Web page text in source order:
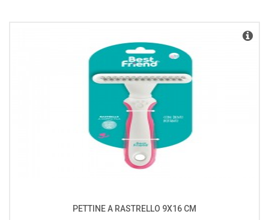
PETTINE A RASTRELLO 9X16 CM